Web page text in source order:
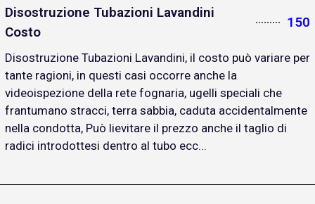
Disostruzione Tubazioni Lavandini
Costo
150
Disostruzione Tubazioni Lavandini, il costo può variare per
tante ragioni, in questi casi occorre anche la
videoispezione della rete fognaria, ugelli speciali che
frantumano stracci, terra sabbia, caduta accidentalmente
nella condotta, Può lievitare il prezzo anche il taglio di
radici introdottesi dentro al tubo ecc...